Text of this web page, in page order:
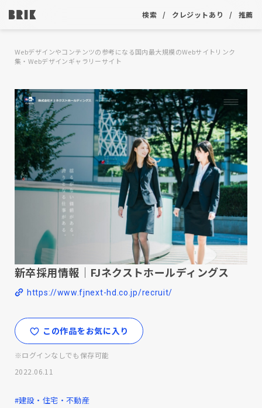
検索 クレジットあり 推薦
Webデザインやコンテンツの参考になる国内最大規模のWebサイトリンク
集・Webデザインギャラリーサイト
新卒採用情報｜FJネクストホールディングス
https://www.fjnext-hd.co.jp/recruit/
この作品をお気に入り
※ログインなしでも保存可能
2022.06.11
#建設・住宅・不動産